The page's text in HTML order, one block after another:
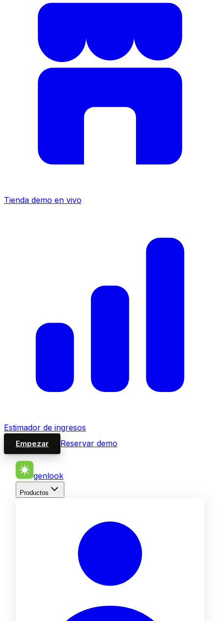
Tienda demo en vivo
Estimador de ingresos
Empezar Reservar demo
genlook
Productos